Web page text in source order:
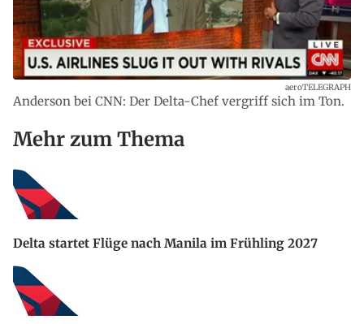
Anderson bei CNN: Der Delta-Chef vergriff sich im Ton.
aeroTELEGRAPH
Mehr zum Thema
Delta startet Flüge nach Manila im Frühling 2027